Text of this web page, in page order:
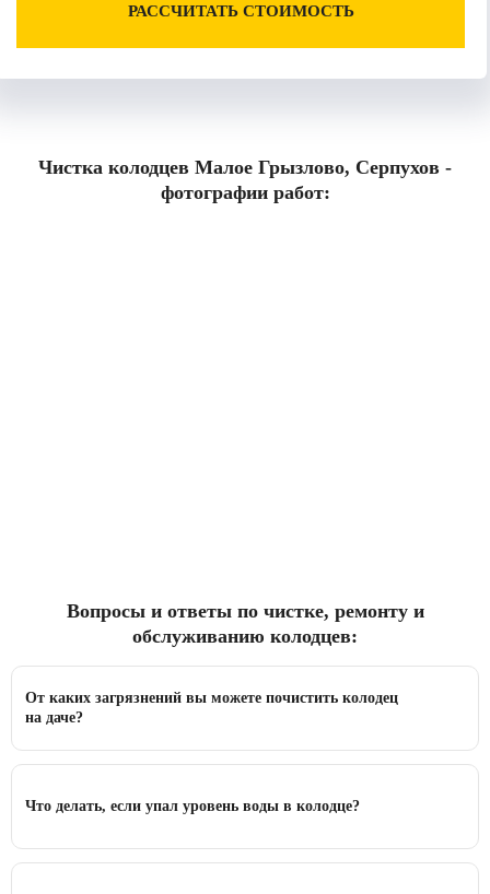
РАССЧИТАТЬ СТОИМОСТЬ
Чистка колодцев Малое Грызлово, Серпухов -
фотографии работ:
Вопросы и ответы по чистке, ремонту и
обслуживанию колодцев:
От каких загрязнений вы можете почистить колодец
на даче?
Что делать, если упал уровень воды в колодце?